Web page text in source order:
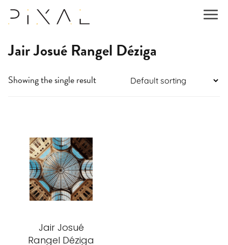
Jair Josué Rangel Déziga
Showing the single result
Jair Josué
Rangel Déziga
product
has
multiple
variants.
The
options
chosen
on